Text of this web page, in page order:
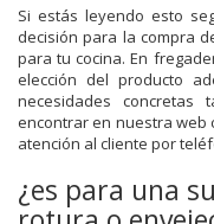
Si estás leyendo esto
decisión para la compra
para tu cocina. En
elección del producto
necesidades
encontrar en nuestra web
atención al cliente por
¿es para una